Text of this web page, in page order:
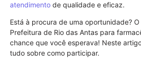
atendimento de qualidade e eficaz.
Está à procura de uma oportunidade? O
Prefeitura de Rio das Antas para
chance que você esperava! Neste
tudo sobre como participar.